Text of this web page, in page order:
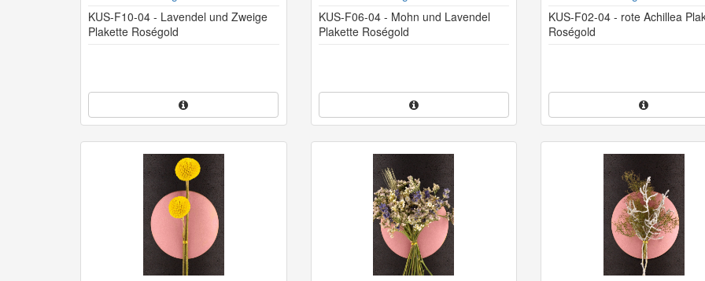
KUS-F10-04 - Lavendel und Zweige
Plakette Roségold
KUS-F06-04 - Mohn und Lavendel
Plakette Roségold
KUS-F02-04 - rote Achillea
Roségold